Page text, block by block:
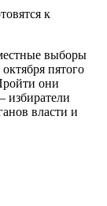
к
выборы
пятого
они
избиратели
власти и